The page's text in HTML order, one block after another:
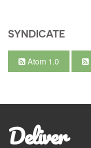
SYNDICATE
Atom 1.0
Deliver